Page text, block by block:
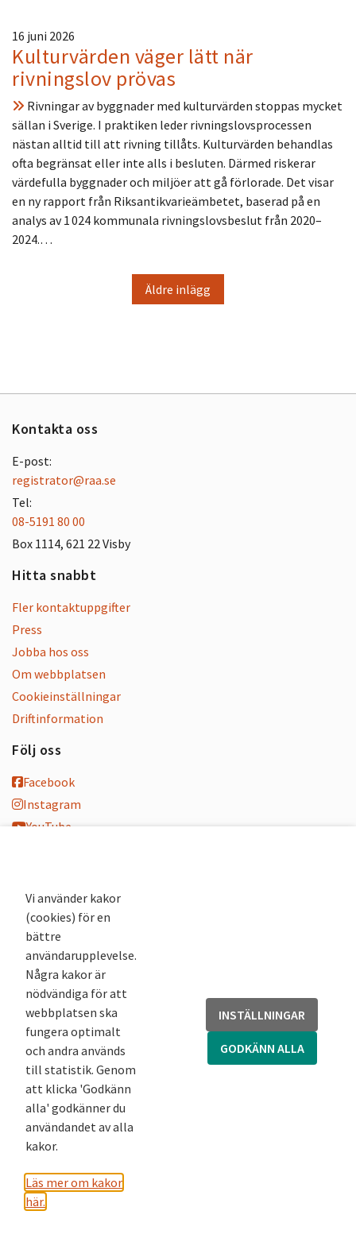
16 juni 2026
Kulturvärden väger lätt när
rivningslov prövas
Rivningar av byggnader med kulturvärden stoppas mycket
sällan i Sverige. I praktiken leder rivningslovsprocessen
nästan alltid till att rivning tillåts. Kulturvärden behandlas
ofta begränsat eller inte alls i besluten. Därmed riskerar
värdefulla byggnader och miljöer att gå förlorade. Det visar
en ny rapport från Riksantikvarieämbetet, baserad på en
analys av 1 024 kommunala rivningslovsbeslut från 2020–
2024.…
Äldre inlägg
Kontakta oss
E-post:
registrator@raa.se
Tel:
08-5191 80 00
Box 1114, 621 22 Visby
Hitta snabbt
Fler kontaktuppgifter
Press
Jobba hos oss
Om webbplatsen
Cookieinställningar
Driftinformation
Följ oss
Facebook
Instagram
YouTube
Nyhetsbrev
Andra webbplatser
Arkivsök
Fornsök
Fornreg
Bebyggelseregistret
Runor
Kringla
Vi använder kakor
(cookies) för en
bättre
användarupplevelse.
Några kakor är
nödvändiga för att
webbplatsen ska
fungera optimalt
och andra används
till statistik. Genom
att klicka 'Godkänn
alla' godkänner du
användandet av alla
kakor.
Läs mer om kakor
här.
INSTÄLLNINGAR
GODKÄNN ALLA